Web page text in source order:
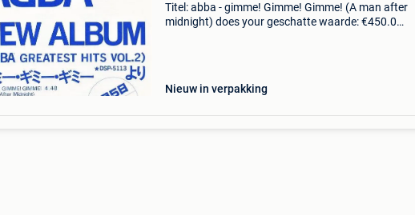
Titel: abba - gimme! Gimme! Gimme! (A man after
midnight) does your geschatte waarde: €450.0
Nieuw in verpakking